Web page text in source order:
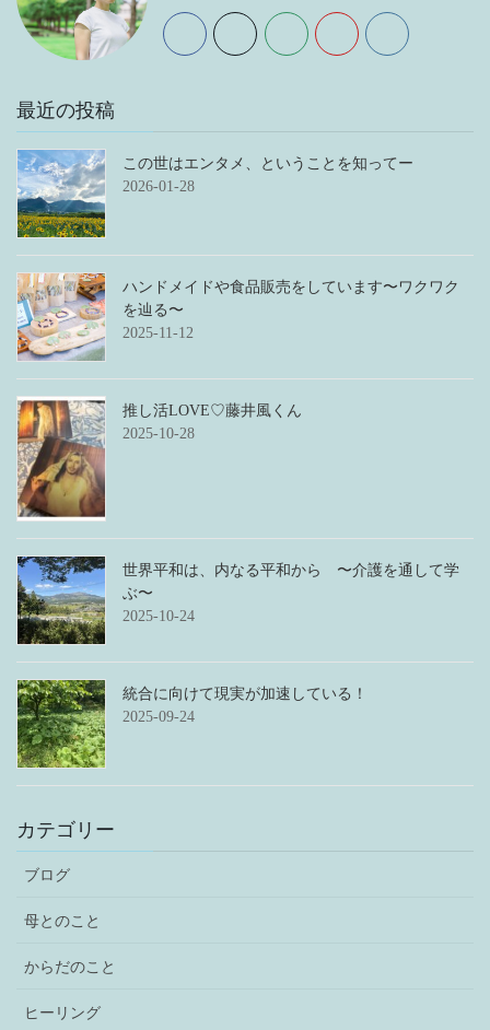
最近の投稿
この世はエンタメ、ということを知ってー
2026-01-28
ハンドメイドや食品販売をしています〜ワクワク
を辿る〜
2025-11-12
推し活LOVE♡藤井風くん
2025-10-28
世界平和は、内なる平和から 〜介護を通して学
ぶ〜
2025-10-24
統合に向けて現実が加速している！
2025-09-24
カテゴリー
ブログ
母とのこと
からだのこと
ヒーリング